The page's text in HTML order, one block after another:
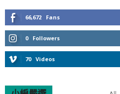
66,672 Fans
0 Followers
70 Videos